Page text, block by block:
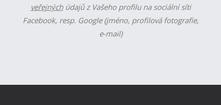
veřejnýchúdajů z Vašeho profilu na sociální síti
Facebook, resp. Google (jméno, profilová fotografie,
e-mail)